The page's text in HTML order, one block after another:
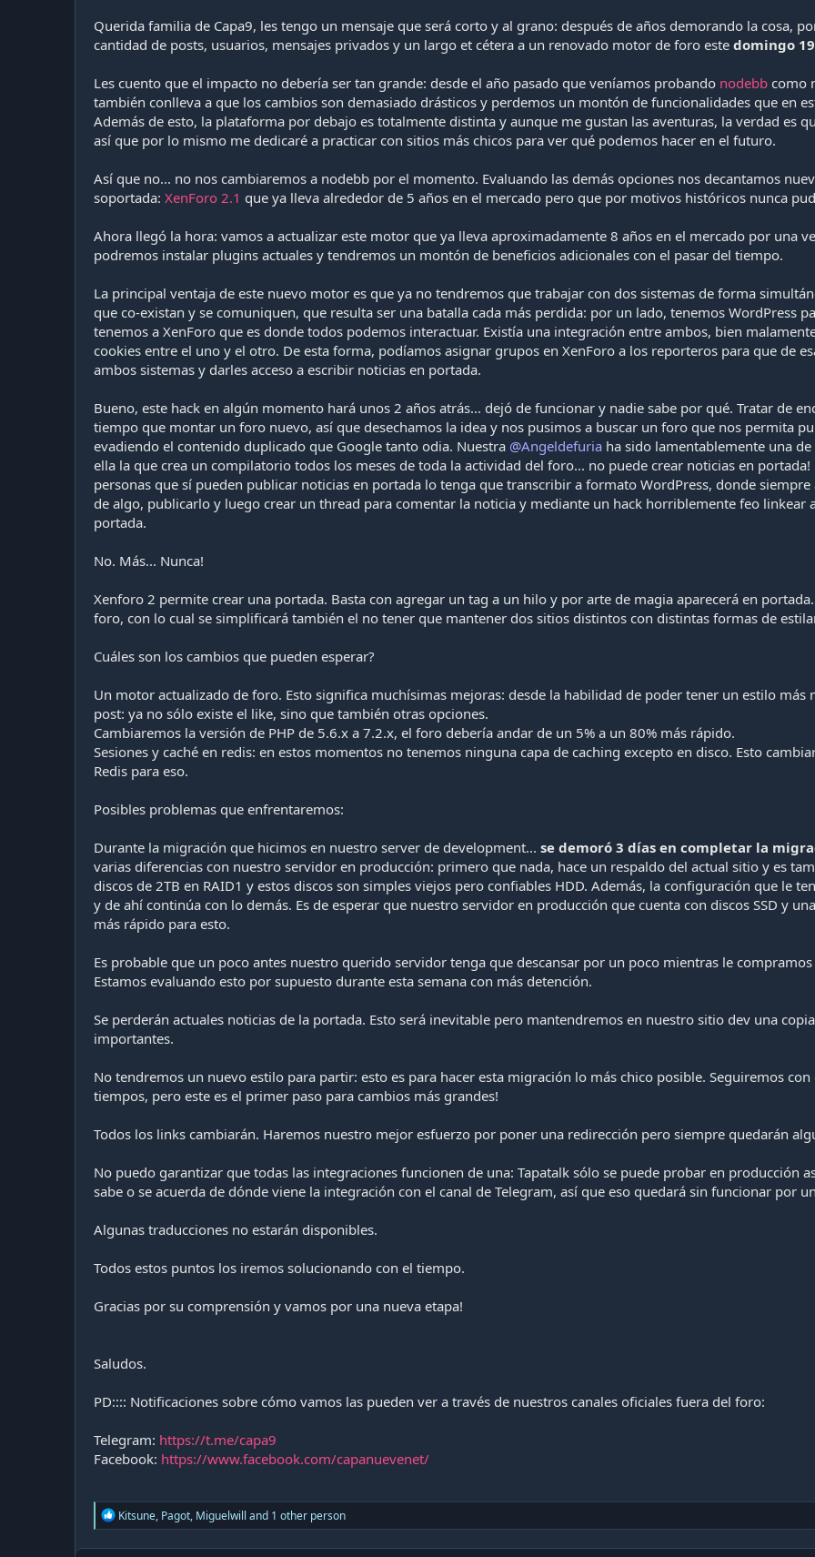
Querida familia de Capa9, les tengo un mensaje que será corto y al grano: después de años demorando la cosa,
cantidad de posts, usuarios, mensajes privados y un largo et cétera a un renovado motor de foro este domingo
Les cuento que el impacto no debería ser tan grande: desde el año pasado que veníamos probando nodebb como
también conlleva a que los cambios son demasiado drásticos y perdemos un montón de funcionalidades que en
Además de esto, la plataforma por debajo es totalmente distinta y aunque me gustan las aventuras, la verdad es
así que por lo mismo me dedicaré a practicar con sitios más chicos para ver qué podemos hacer en el futuro.
Así que no... no nos cambiaremos a nodebb por el momento. Evaluando las demás opciones nos decantamos
soportada: XenForo 2.1 que ya lleva alrededor de 5 años en el mercado pero que por motivos históricos nunca
Ahora llegó la hora: vamos a actualizar este motor que ya lleva aproximadamente 8 años en el mercado por una
podremos instalar plugins actuales y tendremos un montón de beneficios adicionales con el pasar del tiempo.
La principal ventaja de este nuevo motor es que ya no tendremos que trabajar con dos sistemas de forma
que co-existan y se comuniquen, que resulta ser una batalla cada más perdida: por un lado, tenemos WordPress
tenemos a XenForo que es donde todos podemos interactuar. Existía una integración entre ambos, bien
cookies entre el uno y el otro. De esta forma, podíamos asignar grupos en XenForo a los reporteros para que de
ambos sistemas y darles acceso a escribir noticias en portada.
Bueno, este hack en algún momento hará unos 2 años atrás... dejó de funcionar y nadie sabe por qué. Tratar de
tiempo que montar un foro nuevo, así que desechamos la idea y nos pusimos a buscar un foro que nos permita
evadiendo el contenido duplicado que Google tanto odia. Nuestra @Angeldefuria ha sido lamentablemente una
ella la que crea un compilatorio todos los meses de toda la actividad del foro... no puede crear noticias en
personas que sí pueden publicar noticias en portada lo tenga que transcribir a formato WordPress, donde
de algo, publicarlo y luego crear un thread para comentar la noticia y mediante un hack horriblemente feo linkear
portada.
No. Más... Nunca!
Xenforo 2 permite crear una portada. Basta con agregar un tag a un hilo y por arte de magia aparecerá en
foro, con lo cual se simplificará también el no tener que mantener dos sitios distintos con distintas formas de
Cuáles son los cambios que pueden esperar?
Un motor actualizado de foro. Esto significa muchísimas mejoras: desde la habilidad de poder tener un estilo más
post: ya no sólo existe el like, sino que también otras opciones.
Cambiaremos la versión de PHP de 5.6.x a 7.2.x, el foro debería andar de un 5% a un 80% más rápido.
Sesiones y caché en redis: en estos momentos no tenemos ninguna capa de caching excepto en disco. Esto
Redis para eso.
Posibles problemas que enfrentaremos:
Durante la migración que hicimos en nuestro server de development... se demoró 3 días en completar la
varias diferencias con nuestro servidor en producción: primero que nada, hace un respaldo del actual sitio y es
discos de 2TB en RAID1 y estos discos son simples viejos pero confiables HDD. Además, la configuración que le
y de ahí continúa con lo demás. Es de esperar que nuestro servidor en producción que cuenta con discos SSD y
más rápido para esto.
Es probable que un poco antes nuestro querido servidor tenga que descansar por un poco mientras le
Estamos evaluando esto por supuesto durante esta semana con más detención.
Se perderán actuales noticias de la portada. Esto será inevitable pero mantendremos en nuestro sitio dev una
importantes.
No tendremos un nuevo estilo para partir: esto es para hacer esta migración lo más chico posible. Seguiremos
tiempos, pero este es el primer paso para cambios más grandes!
Todos los links cambiarán. Haremos nuestro mejor esfuerzo por poner una redirección pero siempre quedarán
No puedo garantizar que todas las integraciones funcionen de una: Tapatalk sólo se puede probar en producción
sabe o se acuerda de dónde viene la integración con el canal de Telegram, así que eso quedará sin funcionar por
Algunas traducciones no estarán disponibles.
Todos estos puntos los iremos solucionando con el tiempo.
Gracias por su comprensión y vamos por una nueva etapa!
Saludos.
PD:::: Notificaciones sobre cómo vamos las pueden ver a través de nuestros canales oficiales fuera del foro:
Telegram: https://t.me/capa9
Facebook: https://www.facebook.com/capanuevenet/
R
e
Kitsune, Pagot, Miguelwill and 1 other person